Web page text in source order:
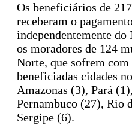
Os beneficiários de
receberam o
independentemente
os moradores de 124
Norte, que sofrem
beneficiadas cidades
Amazonas (3), Pará
Pernambuco (27), Rio
Sergipe (6).